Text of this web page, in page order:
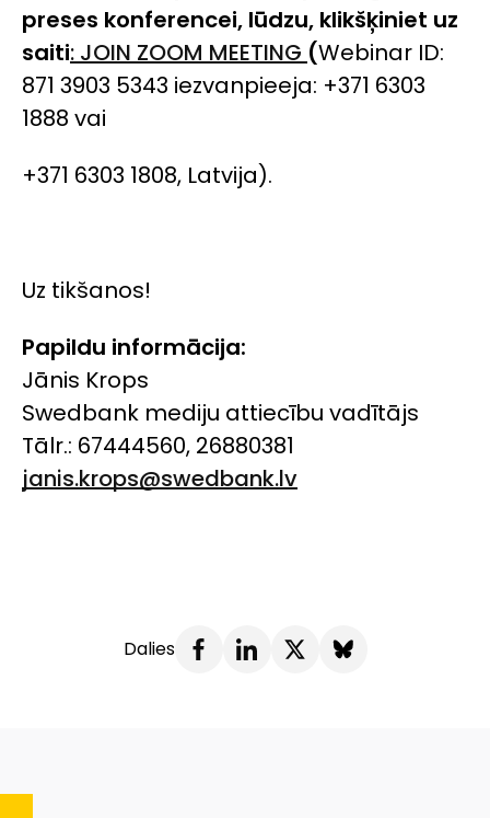
preses konferencei, lūdzu, klikšķiniet uz
saiti: JOIN ZOOM MEETING (Webinar ID:
871 3903 5343 iezvanpieeja: +371 6303
1888 vai
+371 6303 1808, Latvija).
Uz tikšanos!
Papildu informācija:
Jānis Krops
Swedbank mediju attiecību vadītājs
Tālr.: 67444560, 26880381
janis.krops@swedbank.lv
Dalies